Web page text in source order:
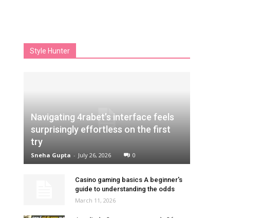
Style Hunter
Navigating 4rabet’s interface feels
surprisingly effortless on the first
try
Sneha Gupta - July 26, 2026 0
Casino gaming basics A beginner's
guide to understanding the odds
March 11, 2026